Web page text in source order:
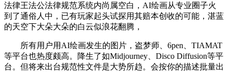
法律王法公法律规范系统内尚属空白，AI绘画从专业圈子火
到了通俗人中，已有玩家起头试探用其赔本创收的可能，湛蓝
的天空下大朵大朵的白云似浪花翻腾，
所有用户用AI绘画发生的图片，盗梦师、6pen、TIAMAT
等平台也热度颇高。降生了如Midjourney、Disco Diffusion等平
台。但将来出台规范性文件是大势所趋。会按你的描述批量出